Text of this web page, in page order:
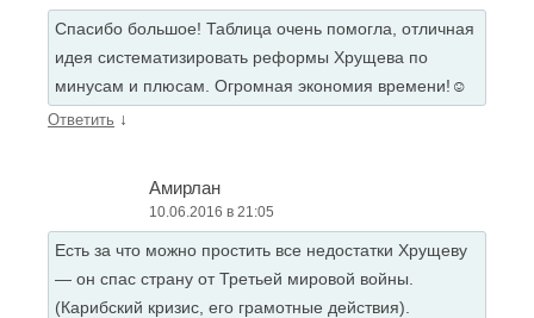
Спасибо большое! Таблица очень помогла, отличная
идея систематизировать реформы Хрущева по
минусам и плюсам. Огромная экономия времени!☺
Ответить ↓
Амирлан
10.06.2016 в 21:05
Есть за что можно простить все недостатки Хрущеву
— он спас страну от Третьей мировой войны.
(Карибский кризис, его грамотные действия).